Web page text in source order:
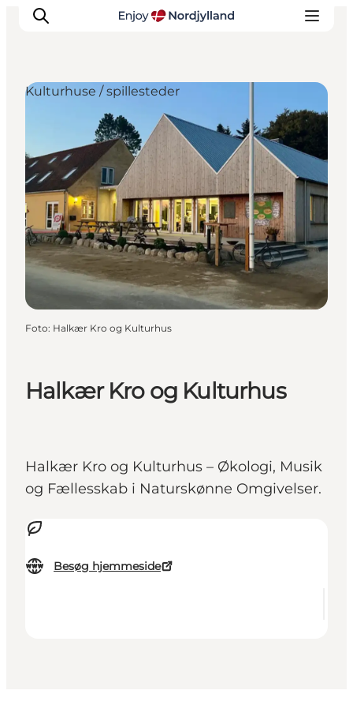
Oplevelser og aktiviteter
Planlæg din tur
Byer og steder
Guides
Det sker
For børn
Halkær Kro og Kulturhus
Halkær Kro og Kulturhus – Økologi, Musik
og Fællesskab i Naturskønne Omgivelser.
Besøg hjemmeside
Kulturhuse / spillesteder
Foto: Halkær Kro og Kulturhus